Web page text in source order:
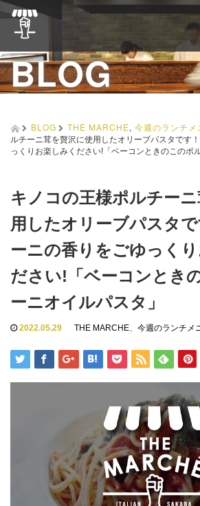
BLOG
BLOG THE MARCHE, 今週のランチメ
ルチーニ茸を贅沢に使用したオリーブパスタです
っくりお楽しみください!「ベーコンときのこのポ
キノコの王様ポルチー
用したオリーブパスタ
ーニの香りをごゆっくり
ださい!「ベーコンとき
ーニオイルパスタ」
2022.05.29 THE MARCHE、 今週のランチメ